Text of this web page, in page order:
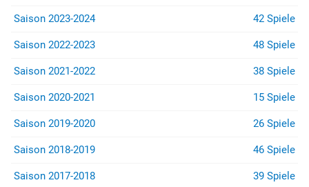
Saison 2023-2024 42 Spiele
Saison 2022-2023 48 Spiele
Saison 2021-2022 38 Spiele
Saison 2020-2021 15 Spiele
Saison 2019-2020 26 Spiele
Saison 2018-2019 46 Spiele
Saison 2017-2018 39 Spiele